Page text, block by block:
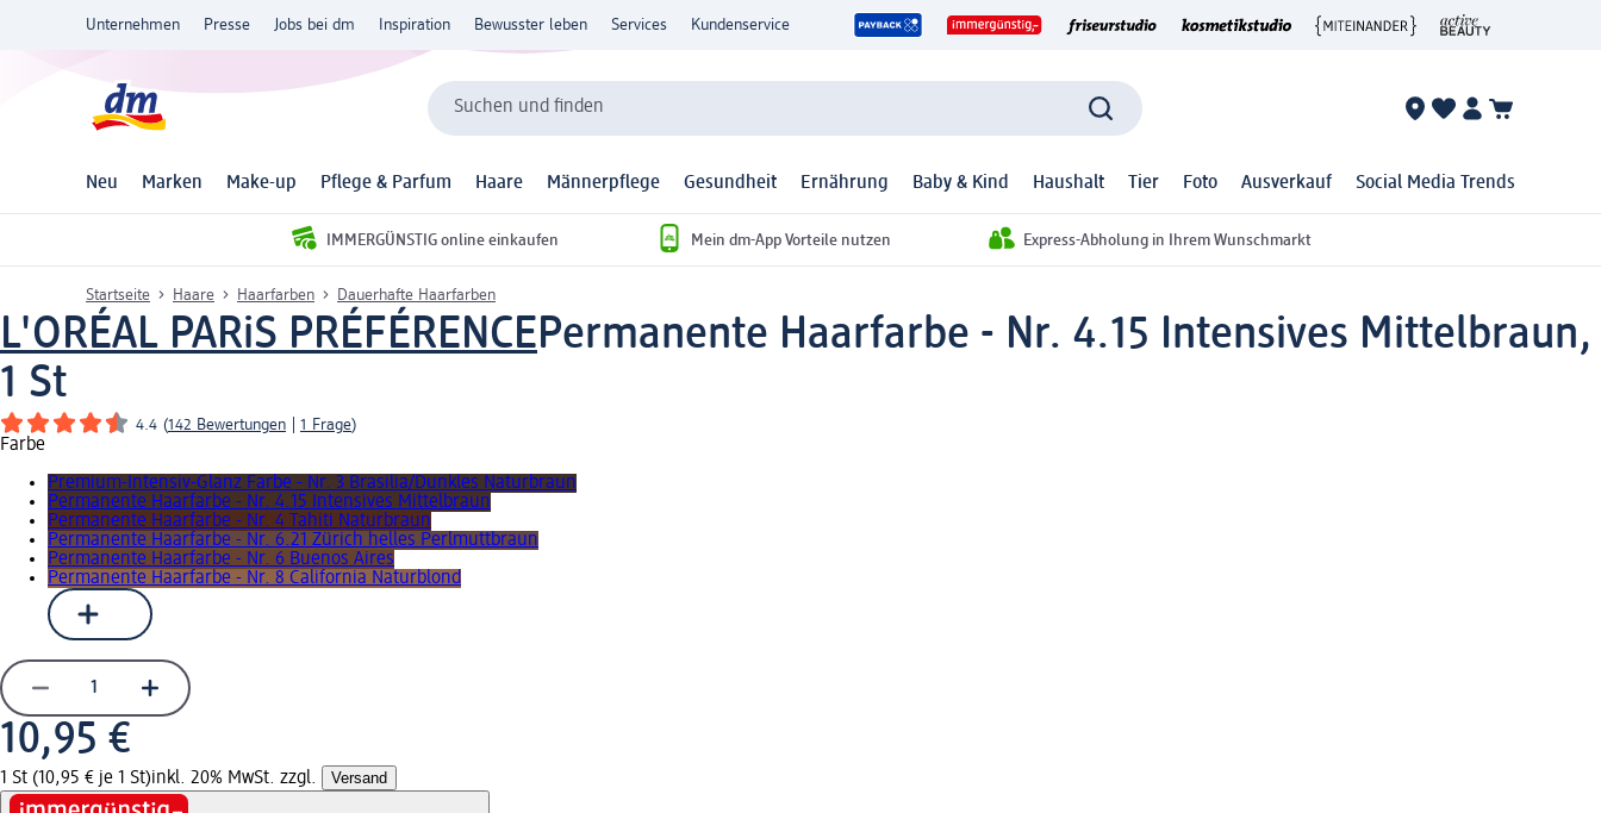
Unternehmen Presse Jobs bei dm Inspiration Bewusster leben Services Kundenservice
Suchen und finden
Neu Marken Make-up Pflege & Parfum Haare Männerpflege Gesundheit Ernährung Baby & Kind Haushalt Tier Foto Ausverkauf Social Media Trends
IMMERGÜNSTIG online einkaufen Mein dm-App Vorteile nutzen Express-Abholung in Ihrem Wunschmarkt
Startseite Haare Haarfarben Dauerhafte Haarfarben
L'ORÉAL PARiS PRÉFÉRENCEPermanente Haarfarbe - Nr. 4.15 Intensives Mittelbraun,
1 St
4.4 (142 Bewertungen 1 Frage)
Farbe
Premium-Intensiv-Glanz Farbe - Nr. 3 Brasilia/Dunkles Naturbraun
Permanente Haarfarbe - Nr. 4.15 Intensives Mittelbraun
Permanente Haarfarbe - Nr. 4 Tahiti Naturbraun
Permanente Haarfarbe - Nr. 6.21 Zürich helles Perlmuttbraun
Permanente Haarfarbe - Nr. 6 Buenos Aires
Permanente Haarfarbe - Nr. 8 California Naturblond
10,95 €
1 St (10,95 € je 1 St)inkl. 20% MwSt. zzgl. Versand